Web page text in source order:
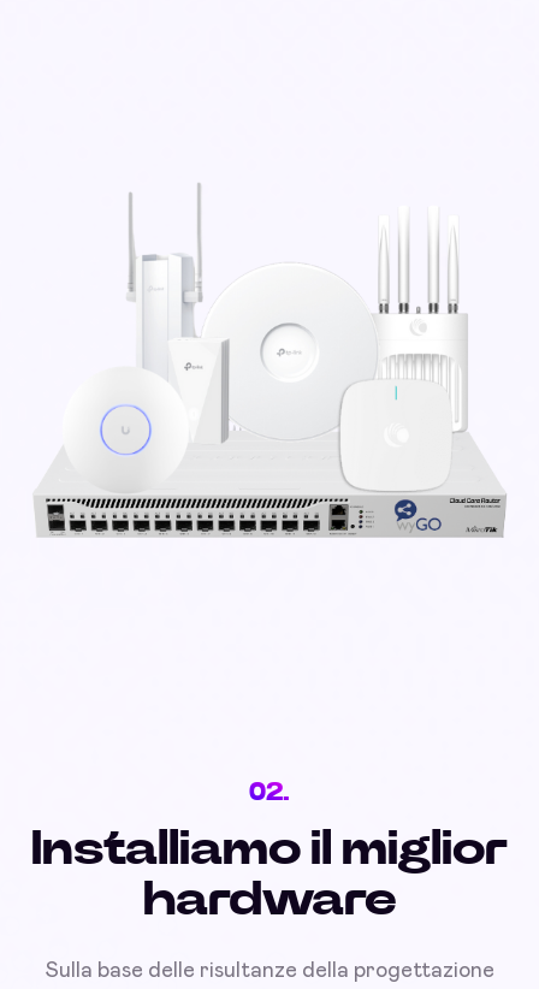
02.
Installiamo il miglior
hardware
Sulla base delle risultanze della progettazione